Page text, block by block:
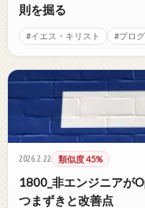
則を掘る
#イエス・キリスト #プロ
2026.2.22 類似度 45%
1800_非エンジニアが
つまずきと改善点